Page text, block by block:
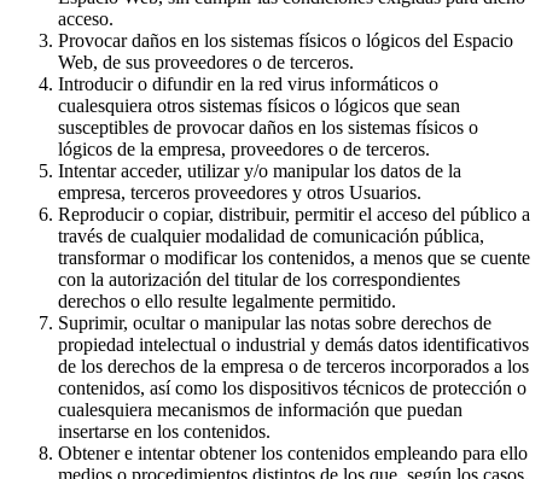
acceso.
Provocar daños en los sistemas físicos o lógicos del Espacio
Web, de sus proveedores o de terceros.
Introducir o difundir en la red virus informáticos o
cualesquiera otros sistemas físicos o lógicos que sean
susceptibles de provocar daños en los sistemas físicos o
lógicos de la empresa, proveedores o de terceros.
Intentar acceder, utilizar y/o manipular los datos de la
empresa, terceros proveedores y otros Usuarios.
Reproducir o copiar, distribuir, permitir el acceso del público a
través de cualquier modalidad de comunicación pública,
transformar o modificar los contenidos, a menos que se cuente
con la autorización del titular de los correspondientes
derechos o ello resulte legalmente permitido.
Suprimir, ocultar o manipular las notas sobre derechos de
propiedad intelectual o industrial y demás datos identificativos
de los derechos de la empresa o de terceros incorporados a los
contenidos, así como los dispositivos técnicos de protección o
cualesquiera mecanismos de información que puedan
insertarse en los contenidos.
Obtener e intentar obtener los contenidos empleando para ello
medios o procedimientos distintos de los que, según los casos,